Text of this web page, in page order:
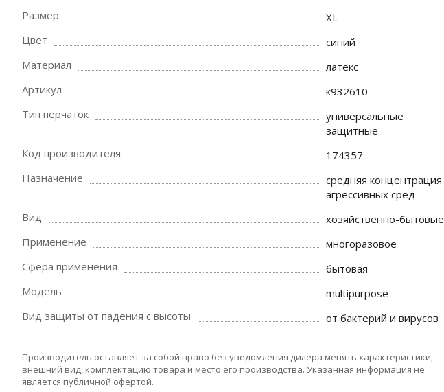
Размер
XL
Цвет
синий
Материал
латекс
Артикул
к932610
Тип перчаток
универсальные
защитные
Код производителя
174357
Назначение
средняя концентрация
агрессивных сред
Вид
хозяйственно-бытовые
Применение
многоразовое
Сфера применения
бытовая
Модель
multipurpose
Вид защиты от падения с высоты
от бактерий и вирусов
Производитель оставляет за собой право без уведомления дилера менять характеристики,
внешний вид, комплектацию товара и место его производства. Указанная информация не
является публичной офертой.